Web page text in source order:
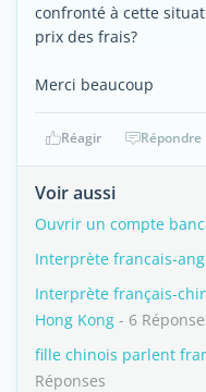
confronté à cette
prix des frais?
Merci beaucoup
Réagir Répondre
Voir aussi
Ouvrir un compte
Interprète francais-
Interprète français-
Hong Kong - 6
fille chinois parlent
Réponses